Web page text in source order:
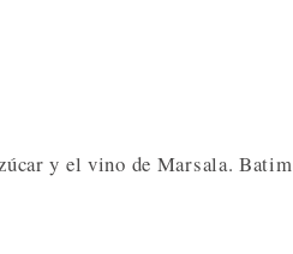
y el vino de Marsala.